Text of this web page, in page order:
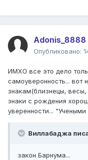
Adonis_8888
Опубликовано:
ИМХО все это дело
самоуверонность...
знакам(близнецы,
знаки с рождения
уверенности...
Виллабаджа
закон Барнума...